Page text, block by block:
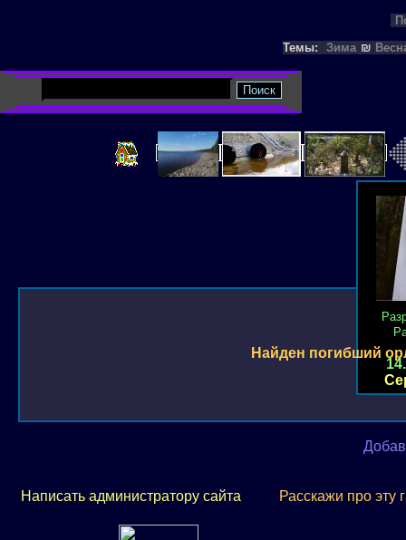
Темы:
Зима ₪
Найден погибший
Написать администратору сайта Расскажи про эту